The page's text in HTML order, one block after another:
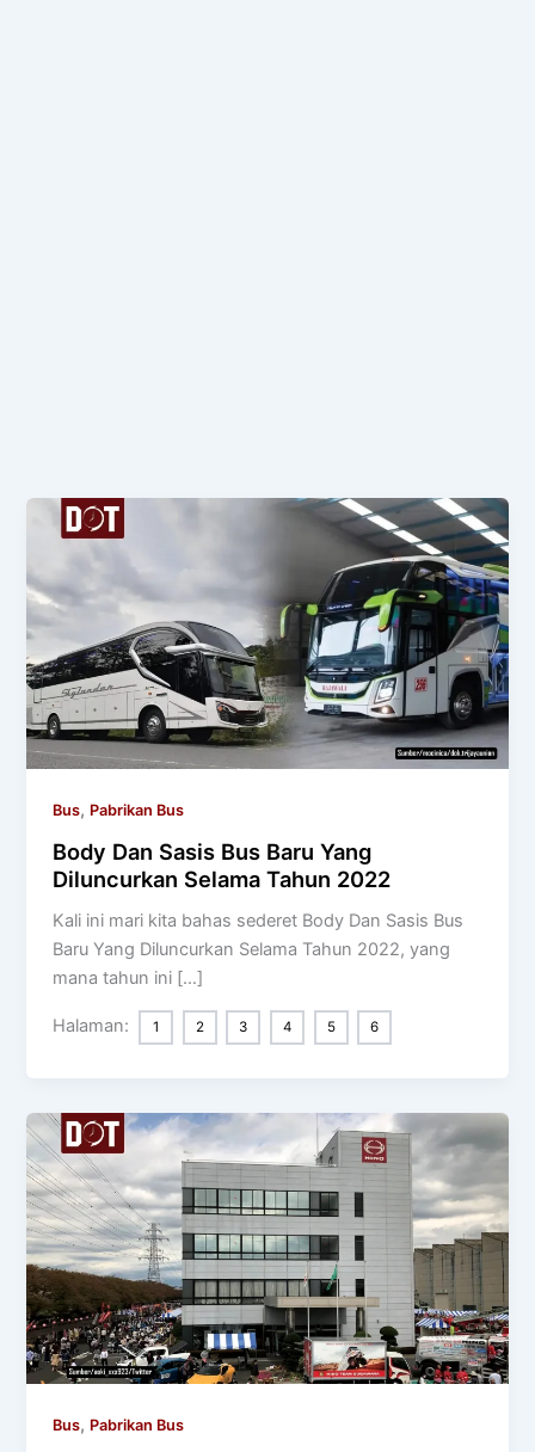
Bus, Pabrikan Bus
Body Dan Sasis Bus Baru Yang
Diluncurkan Selama Tahun 2022
Kali ini mari kita bahas sederet Body Dan Sasis Bus
Baru Yang Diluncurkan Selama Tahun 2022, yang
mana tahun ini […]
Halaman: 1 2 3 4 5 6
Bus, Pabrikan Bus